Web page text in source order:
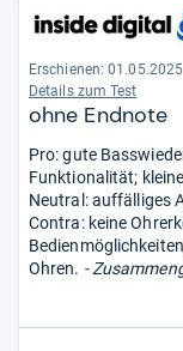
Erschienen: 01.05.2025
Details zum Test
ohne Endnote
Pro: gute
Funktionalität;
Neutral: auffälliges
Contra: keine
Ohren. -